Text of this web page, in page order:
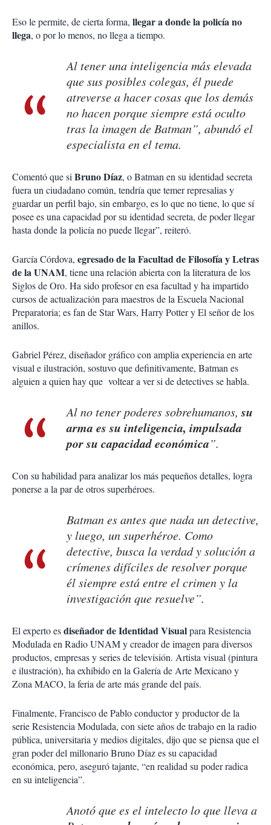
Eso le permite, de cierta forma, llegar a donde la policía no
llega, o por lo menos, no llega a tiempo.
Al tener una inteligencia más elevada
que sus posibles colegas, él puede
atreverse a hacer cosas que los demás
no hacen porque siempre está oculto
tras la imagen de Batman”, abundó el
especialista en el tema.
Comentó que siBruno Díaz, o Batman en su identidad secreta
fuera un ciudadano común, tendría que temer represalias y
guardar un perfil bajo, sin embargo, es lo que no tiene, lo que sí
posee es una capacidad por su identidad secreta, de poder llegar
hasta donde la policía no puede llegar”, reiteró.
García Córdova, egresado de la Facultad de Filosofía y Letras
de la UNAM, tiene una relación abierta con la literatura de los
Siglos de Oro. Ha sido profesor en esa facultad y ha impartido
cursos de actualización para maestros de la Escuela Nacional
Preparatoria; es fan de Star Wars, Harry Potter y El señor de los
anillos.
Gabriel Pérez, diseñador gráfico con amplia experiencia en arte
visual e ilustración, sostuvo que definitivamente, Batman es
alguien a quien hay que voltear a ver si de detectives se habla.
Al no tener poderes sobrehumanos,su
arma es su inteligencia, impulsada
por su capacidad económica”.
Con su habilidad para analizar los más pequeños detalles, logra
ponerse a la par de otros superhéroes.
Batman es antes que nada un detective,
y luego, un superhéroe. Como
detective, busca la verdad y solución a
crímenes difíciles de resolver porque
él siempre está entre el crimen y la
investigación que resuelve”.
El experto esdiseñador de Identidad Visualpara Resistencia
Modulada en Radio UNAM y creador de imagen para diversos
productos, empresas y series de televisión. Artista visual (pintura
e ilustración), ha exhibido en la Galería de Arte Mexicano y
Zona MACO, la feria de arte más grande del país.
Finalmente, Francisco de Pablo conductor y productor de la
serie Resistencia Modulada, con siete años de trabajo en la radio
pública, universitaria y medios digitales, dijo que se piensa que el
gran poder del millonario Bruno Díaz es su capacidad
económica, pero, aseguró tajante, “en realidad su poder radica
en su inteligencia”.
Anotó que es el intelecto lo que lleva a